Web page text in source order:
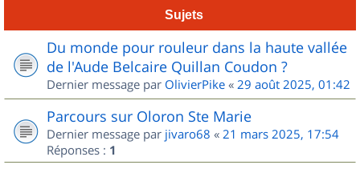
Sujets
Du monde pour rouleur dans la haute vallée
de l'Aude Belcaire Quillan Coudon ?
Dernier message par OlivierPike « 29 août 2025, 01:42
Parcours sur Oloron Ste Marie
Dernier message par jivaro68 « 21 mars 2025, 17:54
Réponses : 1